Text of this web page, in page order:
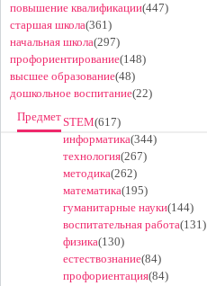
повышение квалификации(447)
старшая школа(361)
начальная школа(297)
профориентирование(148)
высшее образование(48)
дошкольное воспитание(22)
ПредметSTEM(617)
информатика(344)
технология(267)
методика(262)
математика(195)
гуманитарные науки(144)
воспитательная работа(131)
физика(130)
естествознание(84)
профориентация(84)